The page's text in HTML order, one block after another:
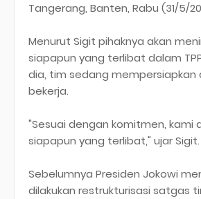
Tangerang, Banten, Rabu (31/5/
Menurut Sigit pihaknya akan
siapapun yang terlibat dalam
dia, tim sedang mempersiapkan
bekerja.
"Sesuai dengan komitmen, kami
siapapun yang terlibat," ujar Sigit.
Sebelumnya Presiden Jokowi
dilakukan restrukturisasi satgas